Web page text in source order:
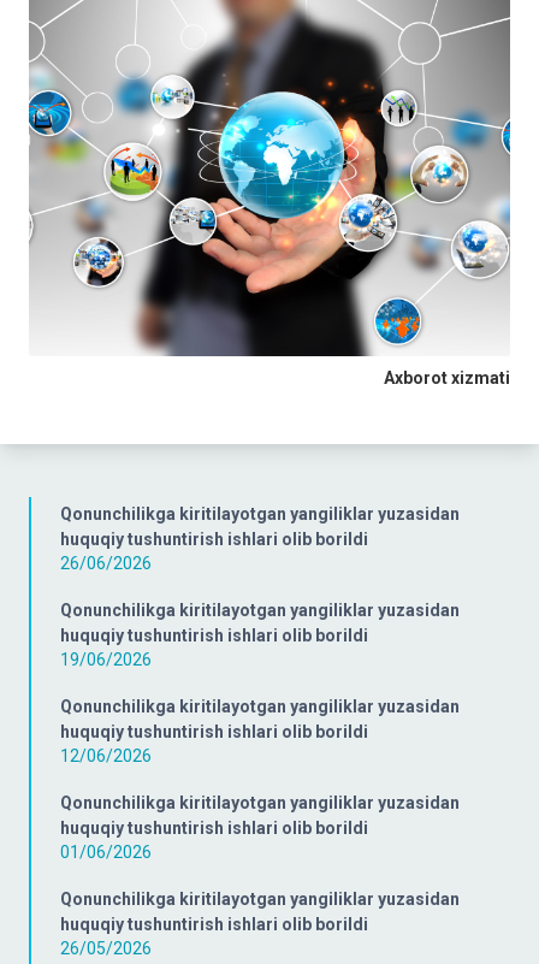
Qonunchilikga kiritilayotgan yangiliklar yuzasidan
huquqiy tushuntirish ishlari olib borildi
26/06/2026
Qonunchilikga kiritilayotgan yangiliklar yuzasidan
huquqiy tushuntirish ishlari olib borildi
19/06/2026
Qonunchilikga kiritilayotgan yangiliklar yuzasidan
huquqiy tushuntirish ishlari olib borildi
12/06/2026
Qonunchilikga kiritilayotgan yangiliklar yuzasidan
huquqiy tushuntirish ishlari olib borildi
01/06/2026
Qonunchilikga kiritilayotgan yangiliklar yuzasidan
huquqiy tushuntirish ishlari olib borildi
26/05/2026
Axborot xizmati